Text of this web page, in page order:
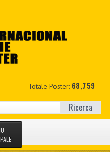
Totale Poster: 68,759
Ricerca